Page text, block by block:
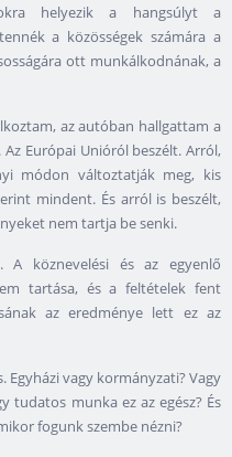
helyezik a hangsúlyt a
a közösségek számára a
ott munkálkodnának, a
az autóban hallgattam a
Európai Unióról beszélt. Arról,
módon változtatják meg, kis
mindent. És arról is beszélt,
nem tartja be senki.
köznevelési és az egyenlő
tartása, és a feltételek fent
az eredménye lett ez az
Egyházi vagy kormányzati? Vagy
tudatos munka ez az egész? És
fogunk szembe nézni?